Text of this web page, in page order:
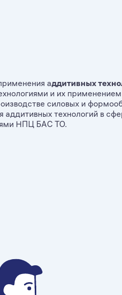
аддитивных
и их применением
силовых и
технологий в
НПЦ БАС ТО.